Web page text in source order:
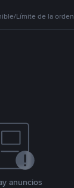
Límite de la orden
anuncios